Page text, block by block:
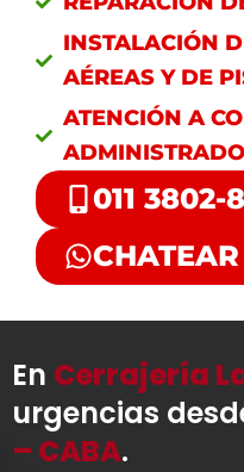
INSTALACIÓN
AÉREAS Y DE
ATENCIÓN A
011 3802-
CHATEAR
En Cerrajería
urgencias
– CABA.